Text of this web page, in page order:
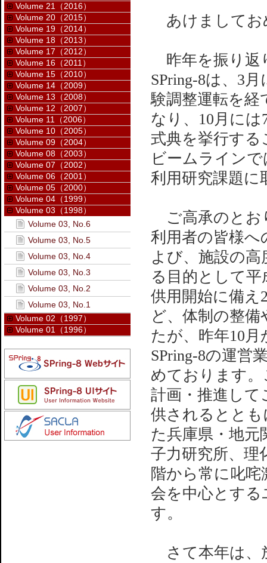
あけましてお
昨年を振り返
SPring-8は、3
験調整運転を経
なり、10月に
式典を挙行す
ビームライン
利用研究課題
ご高承のとお
利用者の皆様へ
よび、施設の
る目的として
供用開始に備え
ど、体制の整
たが、昨年10
SPring-8の運営
めております。
計画・推進して
供されるとと
た兵庫県・地元
子力研究所、理
階から常に叱咤
会を中心とす
す。
さて本年は、
Volume 21（2016）
Volume 20（2015）
Volume 19（2014）
Volume 18（2013）
Volume 17（2012）
Volume 16（2011）
Volume 15（2010）
Volume 14（2009）
Volume 13（2008）
Volume 12（2007）
Volume 11（2006）
Volume 10（2005）
Volume 09（2004）
Volume 08（2003）
Volume 07（2002）
Volume 06（2001）
Volume 05（2000）
Volume 04（1999）
Volume 03（1998）
Volume 03, No.6
Volume 03, No.5
Volume 03, No.4
Volume 03, No.3
Volume 03, No.2
Volume 03, No.1
Volume 02（1997）
Volume 01（1996）